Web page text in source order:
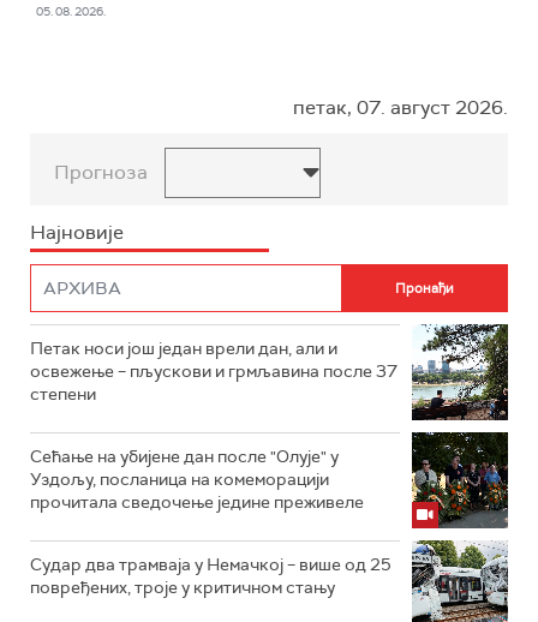
05. 08. 2026.
петак, 07. август 2026.
Прогноза
Најновије
Петак носи још један врели дан, али и
освежење – пљускови и грмљавина после 37
степени
Сећање на убијене дан после "Олује" у
Уздољу, посланица на комеморацији
прочитала сведочење једине преживеле
Судар два трамваја у Немачкој – више од 25
повређених, троје у критичном стању